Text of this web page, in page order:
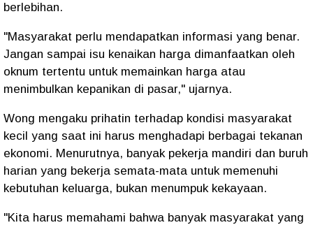
berlebihan.
"Masyarakat perlu mendapatkan informasi yang benar.
Jangan sampai isu kenaikan harga dimanfaatkan oleh
oknum tertentu untuk memainkan harga atau
menimbulkan kepanikan di pasar," ujarnya.
Wong mengaku prihatin terhadap kondisi masyarakat
kecil yang saat ini harus menghadapi berbagai tekanan
ekonomi. Menurutnya, banyak pekerja mandiri dan buruh
harian yang bekerja semata-mata untuk memenuhi
kebutuhan keluarga, bukan menumpuk kekayaan.
"Kita harus memahami bahwa banyak masyarakat yang